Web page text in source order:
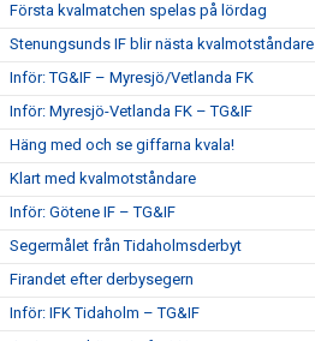
Första kvalmatchen spelas på lördag
Stenungsunds IF blir nästa kvalmotståndare
Inför: TG&IF – Myresjö/Vetlanda FK
Inför: Myresjö-Vetlanda FK – TG&IF
Häng med och se giffarna kvala!
Klart med kvalmotståndare
Inför: Götene IF – TG&IF
Segermålet från Tidaholmsderbyt
Firandet efter derbysegern
Inför: IFK Tidaholm – TG&IF